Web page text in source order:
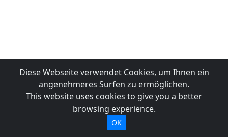
Diese Webseite verwendet Cookies, um Ihnen ein
angenehmeres Surfen zu ermöglichen.
This website uses cookies to give you a better
browsing experience.
OK